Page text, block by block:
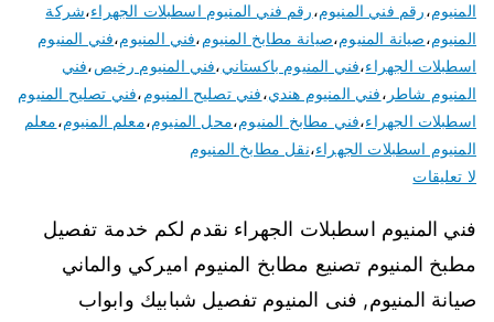
المنيوم،رقم فني المنيوم،رقم فني المنيوم اسطبلات الجهراء،شركة
المنيوم،صيانة المنيوم،صيانة مطابخ المنيوم،فني المنيوم،فني المنيوم
اسطبلات الجهراء،فني المنيوم باكستاني،فني المنيوم رخيص،فني
المنيوم شاطر ،فني المنيوم هندي،فني تصليح المنيوم،فني تصليح المنيوم
اسطبلات الجهراء،فني مطابخ المنيوم،محل المنيوم،معلم المنيوم،معلم
المنيوم اسطبلات الجهراء،نقل مطابخ المنيوم
لا تعليقات
فني المنيوم اسطبلات الجهراء نقدم لكم خدمة تفصيل
مطبخ المنيوم تصنيع مطابخ المنيوم اميركي والماني
صيانة المنيوم, فنى المنيوم تفصيل شبابيك وابواب